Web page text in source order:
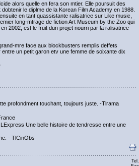
alors quelle en fera son mtier. Elle poursuit des
le diplme de la Korean Film Academy en 1988.
en tant quassistante ralisatrice sur Like music,
long-mtrage de fiction Art Museum by the Zoo qui
2002, est le fruit dun projet nourri par la ralisatrice
mre face aux blockbusters remplis deffets
un petit garon etv une femme de soixante dix
profondment touchant, toujours juste. -Tlrama
Une belle histoire de tendresse entre une
- TlCinObs
Tel.